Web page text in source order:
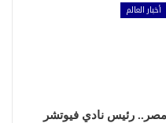
أخبار العالم
مصر.. رئيس نادي فيوتشر